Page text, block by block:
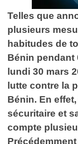
Telles que
plusieurs
habitudes de
Bénin pendant
lundi 30 mars
lutte contre la
Bénin. En
sécuritaire et
compte